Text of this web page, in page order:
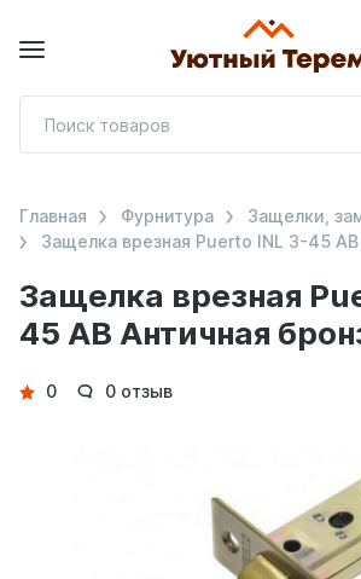
Защелка врезная
45 AB Античная
Главная Фурнитура
Защелки,
Защелка врезная Puerto INL 3-45
Детали
0 0 отзыв